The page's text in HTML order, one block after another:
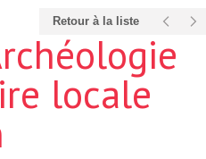
Retour à la liste
locale